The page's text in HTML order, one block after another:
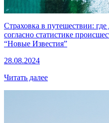
Страховка в путешествии:
согласно статистике
“Новые Известия”
28.08.2024
Читать далее